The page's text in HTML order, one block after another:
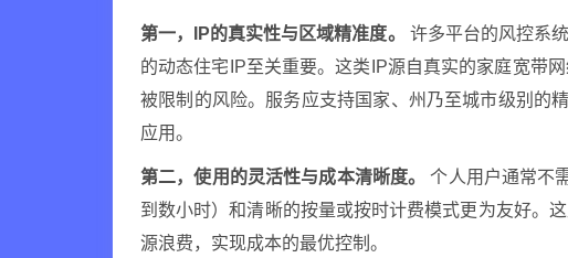
第一，IP的真实性与区域精准度。 许多平台的风控系
的动态住宅IP至关重要。这类IP源自真实的家庭宽带
被限制的风险。服务应支持国家、州乃至城市级别的
应用。
第二，使用的灵活性与成本清晰度。
个人用户通常不
到数小时）和清晰的按量或按时计费模式更为友好。
源浪费，实现成本的最优控制。